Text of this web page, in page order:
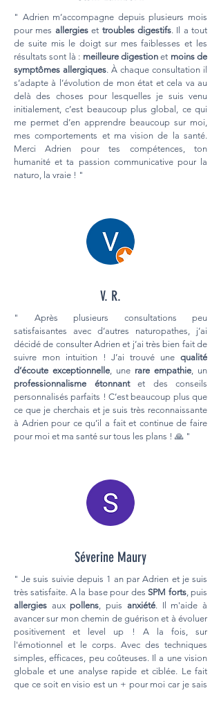
" Adrien m’accompagne depuis plusieurs mois
pour mes allergieset troubles digestifs. Il a tout
de suite mis le doigt sur mes faiblesses et les
résultats sont là : meilleure digestionet moins de
symptômes allergiques. À chaque consultation il
s’adapte à l’évolution de mon état et cela va au
delà des choses pour lesquelles je suis venu
initialement, c’est beaucoup plus global, ce qui
me permet d’en apprendre beaucoup sur moi,
mes comportements et ma vision de la santé.
Merci Adrien pour tes compétences, ton
humanité et ta passion communicative pour la
naturo, la vraie ! "
V. R.
" Après plusieurs consultations peu
satisfaisantes avec d’autres naturopathes, j’ai
décidé de consulter Adrien et j’ai très bien fait de
suivre mon intuition ! J’ai trouvé une qualité
d’écoute exceptionnelle , une rare empathie , un
professionnalisme étonnantet des conseils
personnalisés parfaits ! C’est beaucoup plus que
ce que je cherchais et je suis très reconnaissante
à Adrien pour ce qu’il a fait et continue de faire
pour moi et ma santé sur tous les plans ! 🙏 "
Séverine Maury
" Je suis suivie depuis 1 an par Adrien et je suis
très satisfaite. A la base pour desSPM forts, puis
allergies auxpollens , puis anxiété. Il m'aide à
avancer sur mon chemin de guérison et à évoluer
positivement et level up ! A la fois, sur
l'émotionnel et le corps. Avec des techniques
simples, efficaces, peu coûteuses. Il a une vision
globale et une analyse rapide et ciblée. Le fait
que ce soit en visio est un + pour moi car je sais